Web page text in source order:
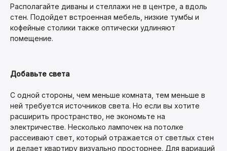
Располагайте диваны и стеллажи не в центре, а вдоль
стен. Подойдет встроенная мебель, низкие тумбы и
кофейные столики также оптически удлиняют
помещение.
Добавьте света
С одной стороны, чем меньше комната, тем меньше в
ней требуется источников света. Но если вы хотите
расширить пространство, не экономьте на
электричестве. Несколько лампочек на потолке
рассеивают свет, который отражается от светлых стен
и делает квартиру визуально просторнее. Для вариаций